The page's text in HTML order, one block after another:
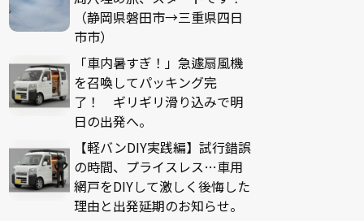
（静岡県磐田市→三重県四日
市市）
「車内暑すぎ！」急遽扇風機
を召喚してパッキング完
了！ ギリギリ滑り込みで明
日の出発へ。
【軽バンDIY実践編】試行錯誤
の時間、プライスレス…車用
網戸をDIYして激しく後悔した
理由と出発延期のお知らせ。